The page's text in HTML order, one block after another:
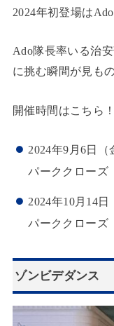
2024年初登場は
Ado隊長率いる治
に挑む瞬間が見も
開催時間はこちら！
2024年9月6日（
パーククローズ
2024年10月14
パーククローズ
ゾンビデダンス